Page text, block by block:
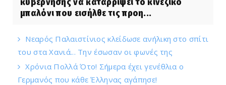
μπαλόνι που εισήλθε τις προη...
Νεαρός Παλαιστίνιος κλείδωσε ανήλικη στο σπίτι
του στα Χανιά... Την έσωσαν οι φωνές της
Χρόνια Πολλά Ότο! Σήμερα έχει γενέθλια ο
Γερμανός που κάθε Έλληνας αγάπησε!